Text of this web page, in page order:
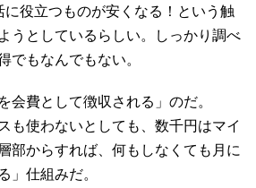
役立つものが安くなる！という触
うとしているらしい。しっかり調べ
でもなんでもない。
会費として徴収される」のだ。
も使わないとしても、数千円はマイ
部からすれば、何もしなくても月に
」仕組みだ。